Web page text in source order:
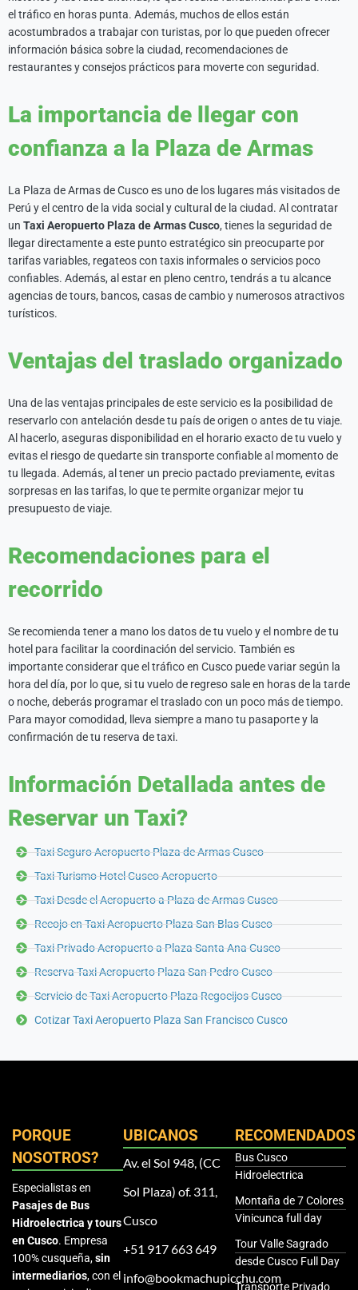
el tráfico en horas punta. Además, muchos de ellos están
acostumbrados a trabajar con turistas, por lo que pueden ofrecer
información básica sobre la ciudad, recomendaciones de
restaurantes y consejos prácticos para moverte con seguridad.
La importancia de llegar con
confianza a la Plaza de Armas
La Plaza de Armas de Cusco es uno de los lugares más visitados de
Perú y el centro de la vida social y cultural de la ciudad. Al contratar
un Taxi Aeropuerto Plaza de Armas Cusco, tienes la seguridad de
llegar directamente a este punto estratégico sin preocuparte por
tarifas variables, regateos con taxis informales o servicios poco
confiables. Además, al estar en pleno centro, tendrás a tu alcance
agencias de tours, bancos, casas de cambio y numerosos atractivos
turísticos.
Ventajas del traslado organizado
Una de las ventajas principales de este servicio es la posibilidad de
reservarlo con antelación desde tu país de origen o antes de tu viaje.
Al hacerlo, aseguras disponibilidad en el horario exacto de tu vuelo y
evitas el riesgo de quedarte sin transporte confiable al momento de
tu llegada. Además, al tener un precio pactado previamente, evitas
sorpresas en las tarifas, lo que te permite organizar mejor tu
presupuesto de viaje.
Recomendaciones para el
recorrido
Se recomienda tener a mano los datos de tu vuelo y el nombre de tu
hotel para facilitar la coordinación del servicio. También es
importante considerar que el tráfico en Cusco puede variar según la
hora del día, por lo que, si tu vuelo de regreso sale en horas de la tarde
o noche, deberás programar el traslado con un poco más de tiempo.
Para mayor comodidad, lleva siempre a mano tu pasaporte y la
confirmación de tu reserva de taxi.
Información Detallada antes de
Reservar un Taxi?
Taxi Seguro Aeropuerto Plaza de Armas Cusco
Taxi Turismo Hotel Cusco Aeropuerto
Taxi Desde el Aeropuerto a Plaza de Armas Cusco
Recojo en Taxi Aeropuerto Plaza San Blas Cusco
Taxi Privado Aeropuerto a Plaza Santa Ana Cusco
Reserva Taxi Aeropuerto Plaza San Pedro Cusco
Servicio de Taxi Aeropuerto Plaza Regocijos Cusco
Cotizar Taxi Aeropuerto Plaza San Francisco Cusco
PORQUE
NOSOTROS?
Especialistas en
Pasajes de Bus
Hidroelectrica y tours
en Cusco. Empresa
100% cusqueña,sin
intermediarios, con el
UBICANOS
Av. el Sol 948, (CC
Sol Plaza) of. 311,
Cusco
+51 917 663 649
info@bookmachupicchu.com
RECOMENDADOS
Bus Cusco
Hidroelectrica
Montaña de 7 Colores
Vinicunca full day
Tour Valle Sagrado
desde Cusco Full Day
Transporte Privado